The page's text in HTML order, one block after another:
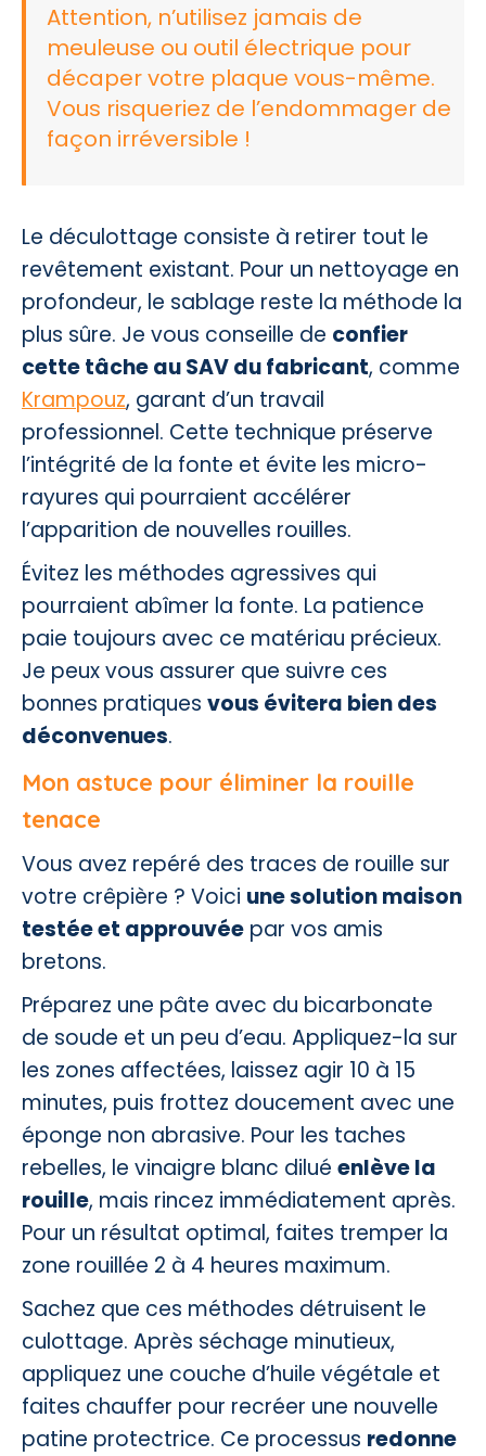
Attention, n’utilisez jamais de
meuleuse ou outil électrique pour
décaper votre plaque vous-même.
Vous risqueriez de l’endommager de
façon irréversible !
Le déculottage consiste à retirer tout le
revêtement existant. Pour un nettoyage en
profondeur, le sablage reste la méthode la
plus sûre. Je vous conseille de confier
cette tâche au SAV du fabricant, comme
Krampouz, garant d’un travail
professionnel. Cette technique préserve
l’intégrité de la fonte et évite les micro-
rayures qui pourraient accélérer
l’apparition de nouvelles rouilles.
Évitez les méthodes agressives qui
pourraient abîmer la fonte. La patience
paie toujours avec ce matériau précieux.
Je peux vous assurer que suivre ces
bonnes pratiques vous évitera bien des
déconvenues.
Mon astuce pour éliminer la rouille
tenace
Vous avez repéré des traces de rouille sur
votre crêpière ? Voici une solution maison
testée et approuvée par vos amis
bretons.
Préparez une pâte avec du bicarbonate
de soude et un peu d’eau. Appliquez-la sur
les zones affectées, laissez agir 10 à 15
minutes, puis frottez doucement avec une
éponge non abrasive. Pour les taches
rebelles, le vinaigre blanc dilué enlève la
rouille, mais rincez immédiatement après.
Pour un résultat optimal, faites tremper la
zone rouillée 2 à 4 heures maximum.
Sachez que ces méthodes détruisent le
culottage. Après séchage minutieux,
appliquez une couche d’huile végétale et
faites chauffer pour recréer une nouvelle
patine protectrice. Ce processus redonne